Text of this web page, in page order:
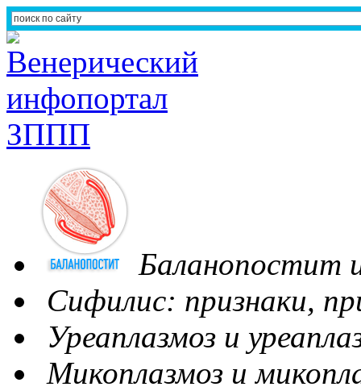
Баланопостит
Сифилис: признаки,
Уреаплазмоз и
Микоплазмоз и